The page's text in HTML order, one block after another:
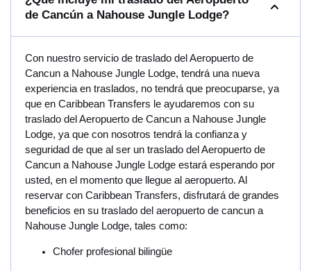
de Cancún a Nahouse Jungle Lodge?
Con nuestro servicio de traslado del Aeropuerto de
Cancun a Nahouse Jungle Lodge, tendrá una nueva
experiencia en traslados, no tendrá que preocuparse, ya
que en Caribbean Transfers le ayudaremos con su
traslado del Aeropuerto de Cancun a Nahouse Jungle
Lodge, ya que con nosotros tendrá la confianza y
seguridad de que al ser un traslado del Aeropuerto de
Cancun a Nahouse Jungle Lodge estará esperando por
usted, en el momento que llegue al aeropuerto. Al
reservar con Caribbean Transfers, disfrutará de grandes
beneficios en su traslado del aeropuerto de cancun a
Nahouse Jungle Lodge, tales como:
Chofer profesional bilingüe